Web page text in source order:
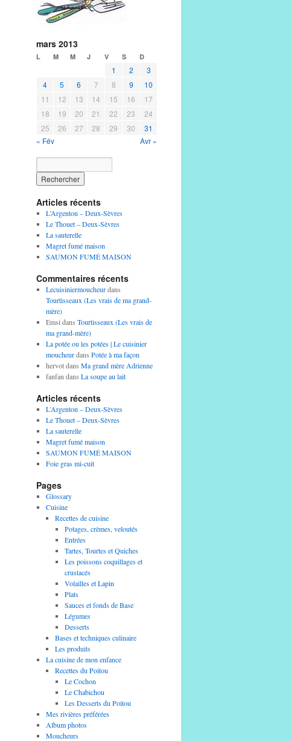
mars 2013
L M M J V S D
1 2
3
4
5 6 7 8 9
10
11
12 13 14 15 16
17
18
19 20 21 22 23
24
25
26 27 28 29 30
31
« Fév
Avr »
Articles récents
L’Argenton – Deux-Sèvres
Le Thouet – Deux-Sèvres
La sauterelle
Magret fumé maison
SAUMON FUMÉ MAISON
Commentaires récents
Lecuisiniermoucheurdans
Tourtisseaux (Les vrais de ma grand-
mère)
Emsi dans Tourtisseaux (Les vrais de
ma grand-mère)
La potée ou les potées | Le cuisinier
moucheurdans Potée à ma façon
hervotdans Ma grand mère Adrienne
fanfan dans La soupe au lait
Articles récents
L’Argenton – Deux-Sèvres
Le Thouet – Deux-Sèvres
La sauterelle
Magret fumé maison
SAUMON FUMÉ MAISON
Foie gras mi-cuit
Pages
Glossary
Cuisine
Recettes de cuisine
Potages, crèmes, veloutés
Entrées
Tartes, Tourtes et Quiches
Les poissons coquillages et
crustacés
Volailles et Lapin
Plats
Sauces et fonds de Base
Légumes
Desserts
Bases et techniques culinaire
Les produits
La cuisine de mon enfance
Recettes du Poitou
Le Cochon
Le Chabichou
Les Desserts du Poitou
Mes rivières préférées
Album photos
Moucheurs